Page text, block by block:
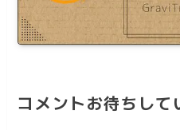
コメントお待ちして